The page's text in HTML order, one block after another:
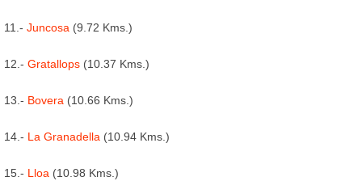
11.- Juncosa (9.72 Kms.)
12.- Gratallops (10.37 Kms.)
13.- Bovera (10.66 Kms.)
14.- La Granadella (10.94 Kms.)
15.- Lloa (10.98 Kms.)